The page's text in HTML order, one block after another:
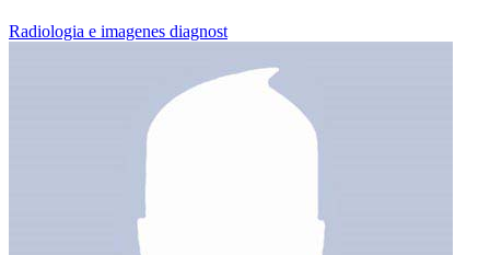
Radiologia e imagenes diagnost